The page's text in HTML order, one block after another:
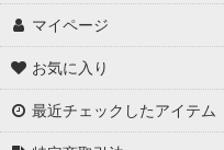
【３０円コーナー】 ビーズ
【３０円コーナー】 カメオ
マイページ
お気に入り
最近チェックしたアイテム